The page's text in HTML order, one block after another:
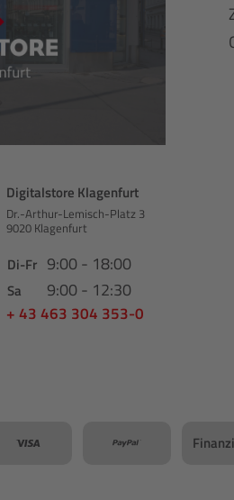
Digitalstore Klagenfurt
Dr.-Arthur-Lemisch-Platz 3
9020 Klagenfurt
Di-Fr 9:00 - 18:00
Sa 9:00 - 12:30
+ 43 463 304 353-0